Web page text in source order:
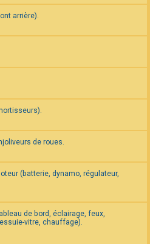
arrière).
de roues.
(batterie, dynamo, régulateur,
de bord, éclairage, feux,
vitre, chauffage).